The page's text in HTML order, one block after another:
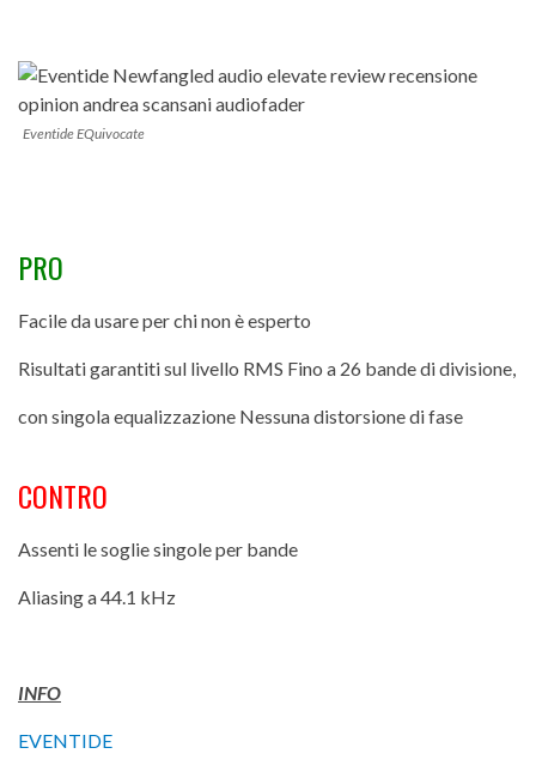
Eventide EQuivocate
PRO
Facile da usare per chi non è esperto
Risultati garantiti sul livello RMS Fino a 26 bande di divisione,
con singola equalizzazione Nessuna distorsione di fase
CONTRO
Assenti le soglie singole per bande
Aliasing a 44.1 kHz
INFO
EVENTIDE